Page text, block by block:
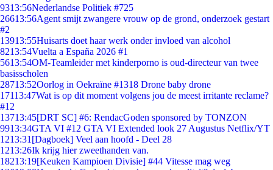
9313:56Nederlandse Politiek #725
26613:56Agent smijt zwangere vrouw op de grond, onderzoek gestart
#2
13913:55Huisarts doet haar werk onder invloed van alcohol
8213:54Vuelta a España 2026 #1
5613:54OM-Teamleider met kinderporno is oud-directeur van twee
basisscholen
28713:52Oorlog in Oekraïne #1318 Drone baby drone
17113:47Wat is op dit moment volgens jou de meest irritante reclame?
#12
13713:45[DRT SC] #6: RendacGoden sponsored by TONZON
9913:34GTA VI #12 GTA VI Extended look 27 Augustus Netflix/YT
1213:31 [Dagboek] Veel aan hoofd - Deel 28
1213:26Ik krijg hier zweethanden van.
18213:19[Keuken Kampioen Divisie] #44 Vitesse mag weg